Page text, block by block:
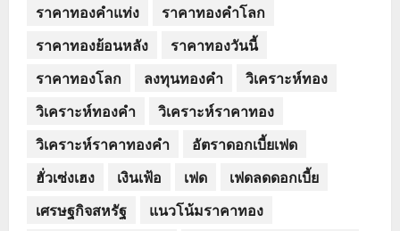
ราคาทองคำแท่ง
ราคาทองคำโลก
ราคาทองย้อนหลัง
ราคาทองวันนี้
ราคาทองโลก
ลงทุนทองคำ
วิเคราะห์ทอง
วิเคราะห์ทองคำ
วิเคราะห์ราคาทอง
วิเคราะห์ราคาทองคำ
อัตราดอกเบี้ยเฟด
ฮั่วเซ่งเฮง
เงินเฟ้อ เฟด
เฟดลดดอกเบี้ย
เศรษฐกิจสหรัฐ
แนวโน้มราคาทอง